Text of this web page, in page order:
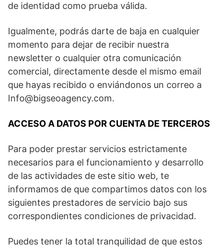
de identidad como prueba válida.
Igualmente, podrás darte de baja en cualquier
momento para dejar de recibir nuestra
newsletter o cualquier otra comunicación
comercial, directamente desde el mismo email
que hayas recibido o enviándonos un correo a
Info@bigseoagency.com.
ACCESO A DATOS POR CUENTA DE TERCEROS
Para poder prestar servicios estrictamente
necesarios para el funcionamiento y desarrollo
de las actividades de este sitio web, te
informamos de que compartimos datos con los
siguientes prestadores de servicio bajo sus
correspondientes condiciones de privacidad.
Puedes tener la total tranquilidad de que estos